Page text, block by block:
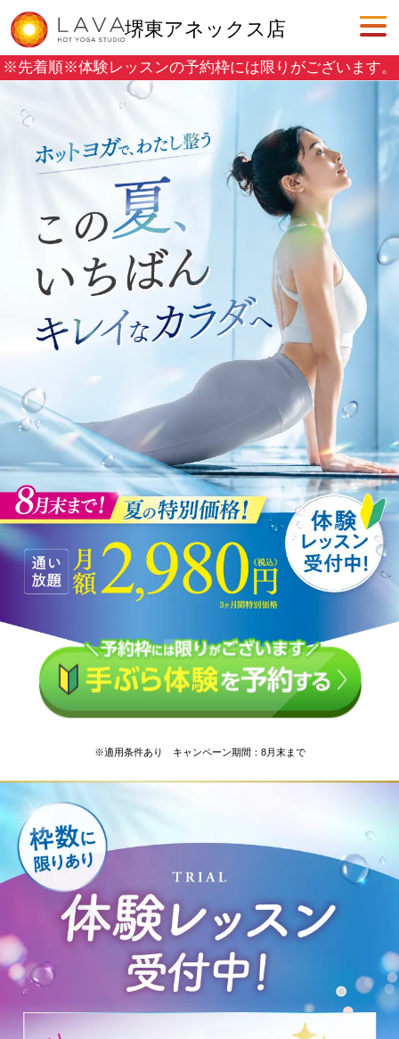
堺東アネックス店
※先着順※体験レッスンの予約枠には限りがございます。
※適用条件あり キャンペーン期間：8月末まで